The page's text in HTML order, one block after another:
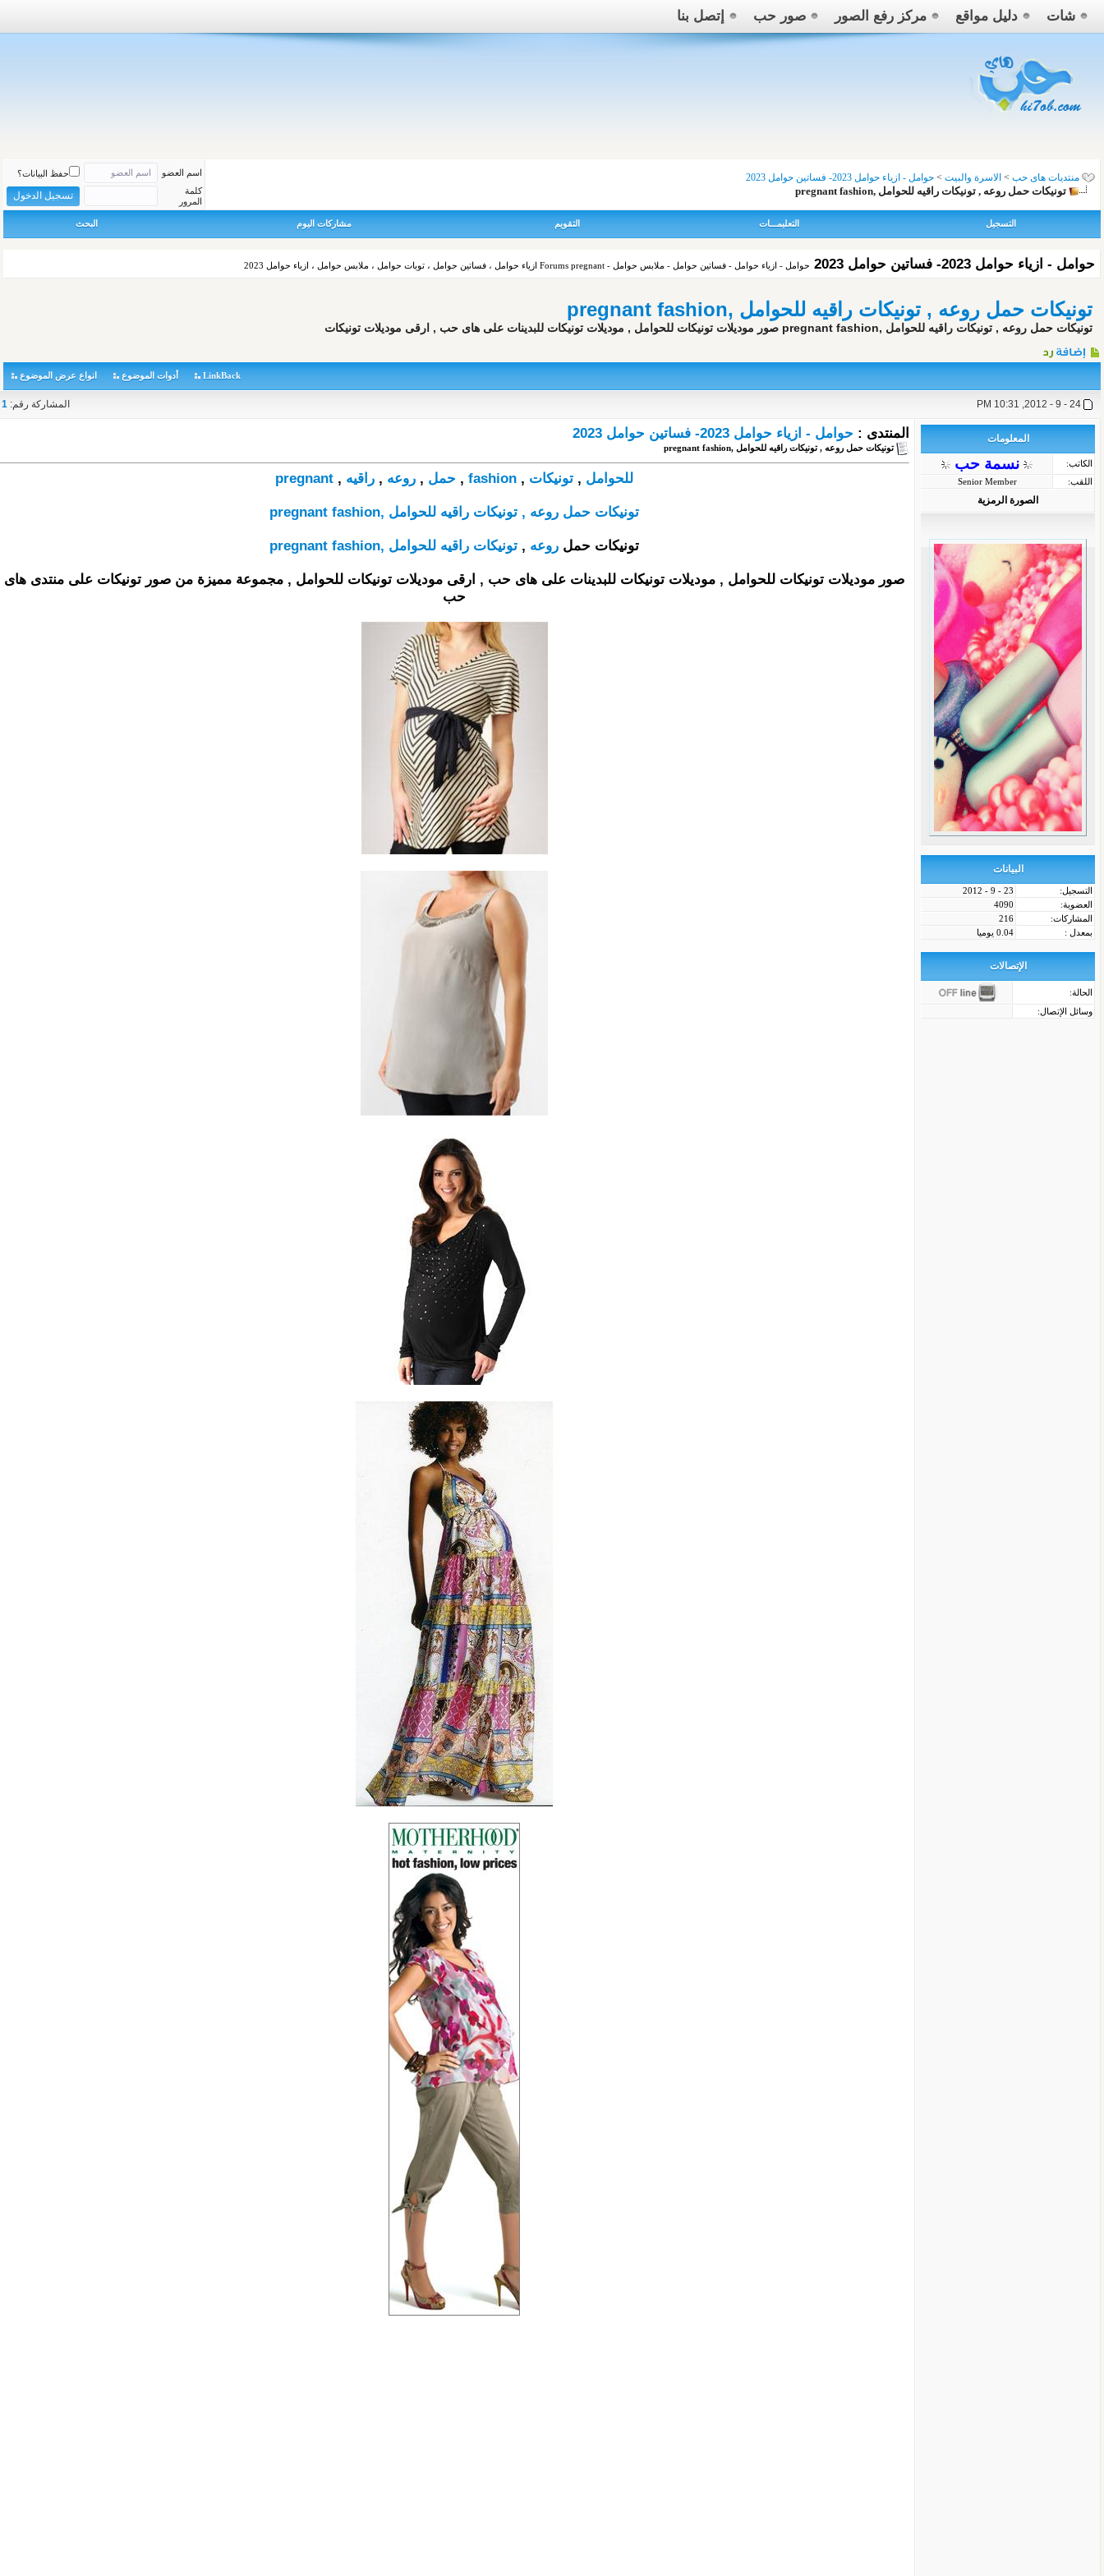
شات دليل مواقع مركز رفع الصور صور حب إتصل بنا
منتديات هاى حب > الاسرة والبيت > حوامل - ازياء حوامل 2023- فساتين حوامل 2023
تونيكات حمل روعه , تونيكات راقيه للحوامل ,pregnant fashion
اسم العضو
حفظ البيانات؟
كلمة
المرور
التسجيل التعليمـــات التقويم مشاركات اليوم البحث
حوامل - ازياء حوامل 2023- فساتين حوامل 2023 حوامل - ازياء حوامل - فساتين حوامل - ملابس حوامل - Forums pregnant ازياء حوامل ، فساتين حوامل ، توبات حوامل ، ملابس حوامل ، ازياء حوامل 2023
تونيكات حمل روعه , تونيكات راقيه للحوامل ,pregnant fashion
تونيكات حمل روعه , تونيكات راقيه للحوامل ,pregnant fashion صور موديلات تونيكات للحوامل , موديلات تونيكات للبدينات على هاى حب , ارقى موديلات تونيكات
LinkBack أدوات الموضوع انواع عرض الموضوع
المشاركة رقم: 1
المعلومات
الكاتب: نسمة حب
اللقب: Senior Member
الصورة الرمزية
البيانات
التسجيل:
23 - 9 - 2012
العضوية:
4090
المشاركات:
216
بمعدل :
0.04 يوميا
الإتصالات
الحالة:
وسائل الإتصال:
المنتدى : حوامل - ازياء حوامل 2023- فساتين حوامل 2023
تونيكات حمل روعه , تونيكات راقيه للحوامل ,pregnant fashion
للحوامل , تونيكات ,
fashion
, حمل , روعه , راقيه ,
pregnant
تونيكات حمل روعه , تونيكات راقيه للحوامل ,pregnant fashion
تونيكات حمل روعه , تونيكات راقيه للحوامل ,pregnant
fashion
صور موديلات تونيكات للحوامل , موديلات تونيكات للبدينات على هاى حب , ارقى موديلات تونيكات للحوامل , مجموعة مميزة من صور تونيكات على منتدى هاى
حب